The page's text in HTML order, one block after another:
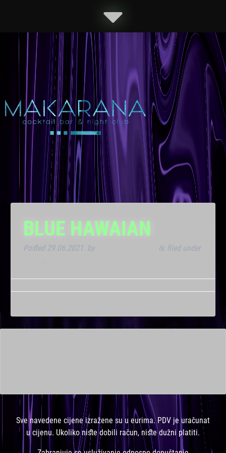
BLUE HAWAIAN
Posted 29.06.2021. by & filed under
.
Sve navedene cijene izražene su u eurima. PDV je uračunat
u cijenu. Ukoliko niste dobili račun, niste dužni platiti.